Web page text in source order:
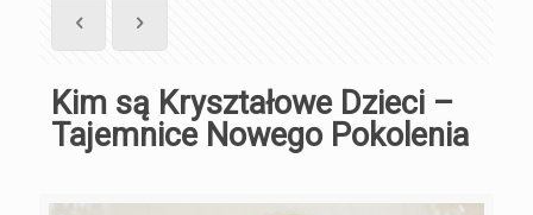
Kim są Kryształowe Dzieci –
Tajemnice Nowego Pokolenia